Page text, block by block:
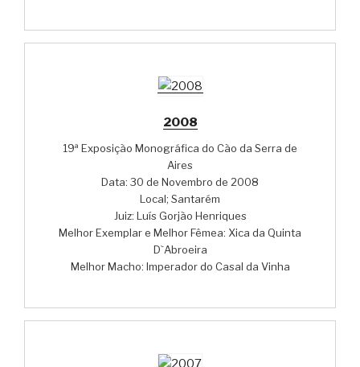
2008
19ª Exposição Monográfica do Cão da Serra de
Aires
Data: 30 de Novembro de 2008
Local; Santarém
Juiz: Luís Gorjão Henriques
Melhor Exemplar e Melhor Fêmea: Xica da Quinta
D`Abroeira
Melhor Macho: Imperador do Casal da Vinha